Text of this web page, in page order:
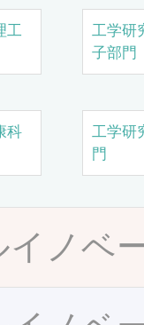
工
工学研
子部門
科
工学研
門
イノベ